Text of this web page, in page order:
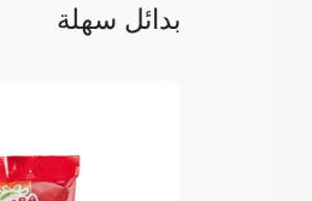
بدائل سهلة